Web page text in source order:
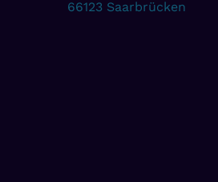
66123 Saarbrücken